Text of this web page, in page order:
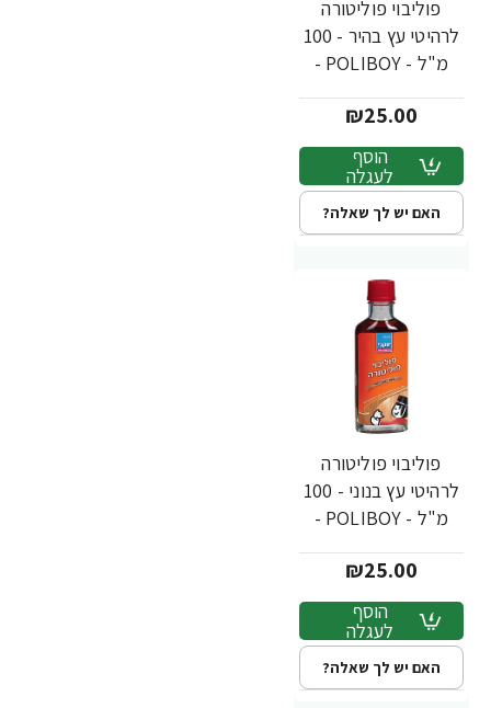
פוליבוי פוליטורה
לרהיטי עץ בהיר - 100
מ"ל - POLIBOY -
₪25.00
הוסף
לעגלה
האם יש לך שאלה?
פוליבוי פוליטורה
לרהיטי עץ בנוני - 100
מ"ל - POLIBOY -
₪25.00
הוסף
לעגלה
האם יש לך שאלה?